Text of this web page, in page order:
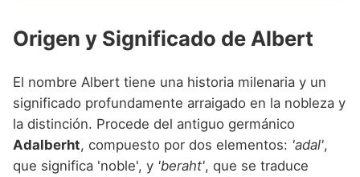
Origen y Significado de Albert
El nombre Albert tiene una historia milenaria y un
significado profundamente arraigado en la nobleza y
la distinción. Procede del antiguo germánico
Adalberht, compuesto por dos elementos: 'adal',
que significa 'noble', y 'beraht', que se traduce